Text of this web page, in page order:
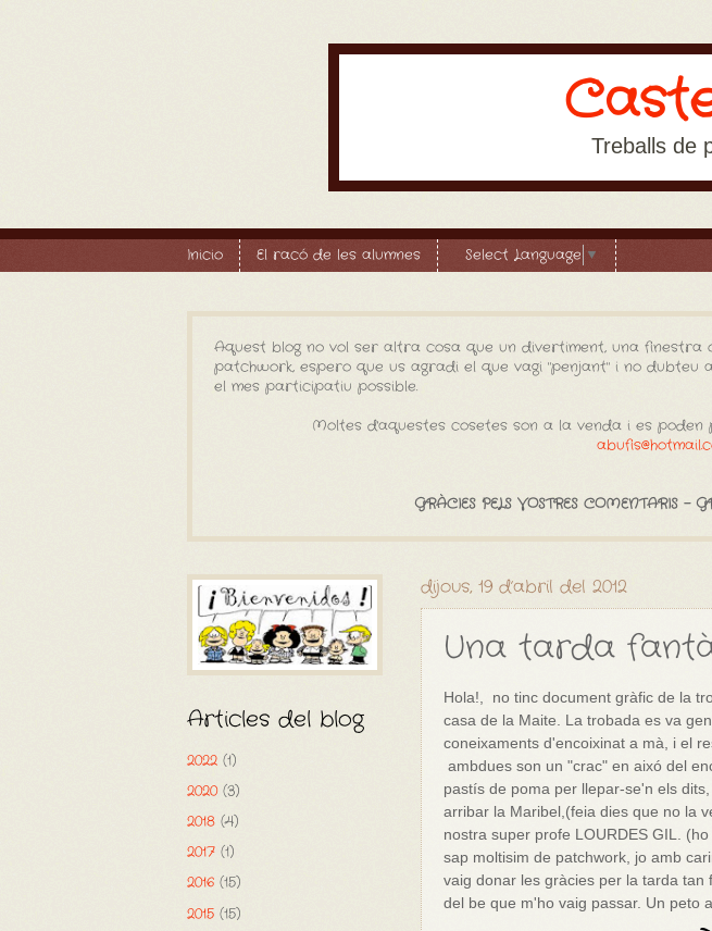
Treballs de
Inicio El racó de les alumnes Select Language ▼
Aquest blog no vol ser altra cosa que un divertiment, una
patchwork, espero que us agradi el que vagi "penjant" i no dubteu
el mes participatiu possible.
Moltes d'aquestes cosetes son a la venda i es
GRÀCIES PELS VOSTRES COMENTARIS -
dijous, 19 d’abril del 2012
Una tarda
Hola!, no tinc document gràfic de la
casa de la Maite. La trobada es va
coneixaments d'encoixinat a mà, i el
ambdues son un "crac" en aixó del
pastís de poma per llepar-se'n els
arribar la Maribel,(feia dies que no la
nostra super profe LOURDES GIL.
sap moltisim de patchwork, jo amb
vaig donar les gràcies per la tarda tan
del be que m'ho vaig passar. Un peto
Articles del blog
2022 (1)
2020 (3)
2018 (4)
2017 (1)
2016 (15)
2015 (15)